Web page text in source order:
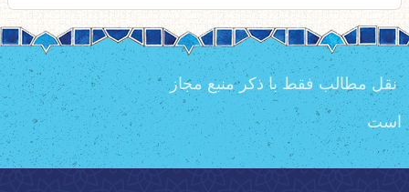
نقل مطالب فقط با ذکر منبع مجاز
است